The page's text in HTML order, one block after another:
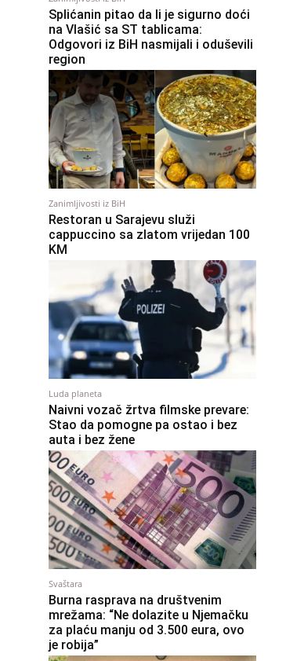
Splićanin pitao da li je sigurno doći
na Vlašić sa ST tablicama:
Odgovori iz BiH nasmijali i oduševili
region
Zanimljivosti iz BiH
Restoran u Sarajevu služi
cappuccino sa zlatom vrijedan 100
KM
Luda planeta
Naivni vozač žrtva filmske prevare:
Stao da pomogne pa ostao i bez
auta i bez žene
Svaštara
Burna rasprava na društvenim
mrežama: “Ne dolazite u Njemačku
za plaću manju od 3.500 eura, ovo
je robija”